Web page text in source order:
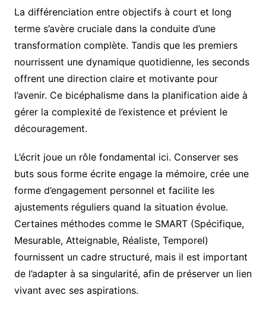
La différenciation entre objectifs à court et long
terme s’avère cruciale dans la conduite d’une
transformation complète. Tandis que les premiers
nourrissent une dynamique quotidienne, les seconds
offrent une direction claire et motivante pour
l’avenir. Ce bicéphalisme dans la planification aide à
gérer la complexité de l’existence et prévient le
découragement.
L’écrit joue un rôle fondamental ici. Conserver ses
buts sous forme écrite engage la mémoire, crée une
forme d’engagement personnel et facilite les
ajustements réguliers quand la situation évolue.
Certaines méthodes comme le SMART (Spécifique,
Mesurable, Atteignable, Réaliste, Temporel)
fournissent un cadre structuré, mais il est important
de l’adapter à sa singularité, afin de préserver un lien
vivant avec ses aspirations.